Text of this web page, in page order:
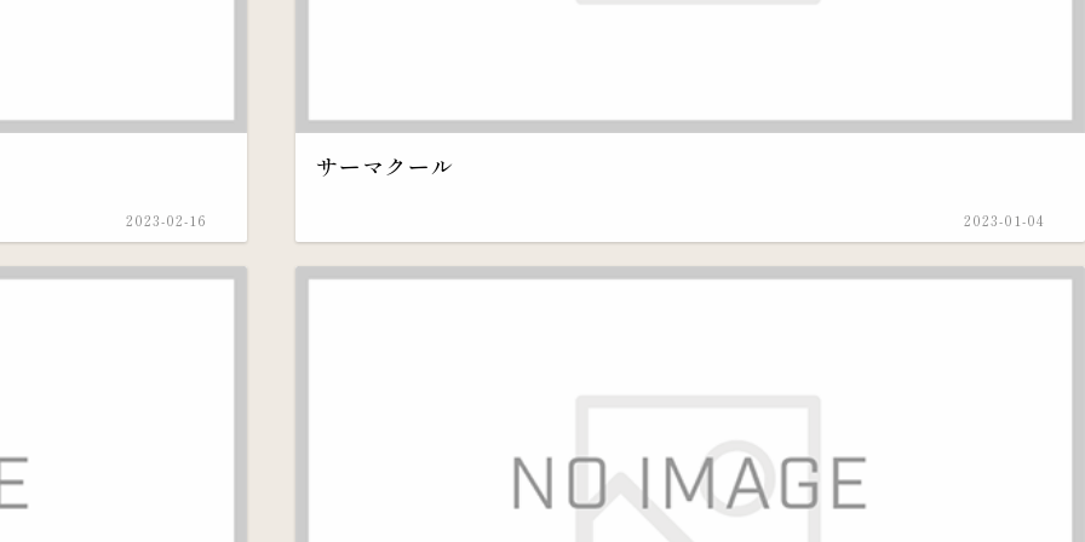
2023-02-16
サーマクール
2023-01-04